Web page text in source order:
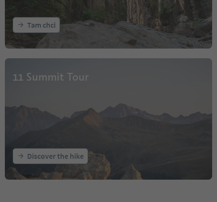
Tam chci
11 Summit Tour
Discover the hike